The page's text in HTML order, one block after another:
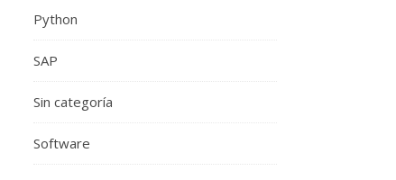
Python
SAP
Sin categoría
Software